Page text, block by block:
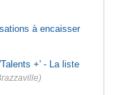
à encaisser
+' - La liste